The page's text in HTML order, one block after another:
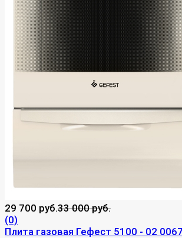
29 700 руб.33 000 руб.
(0)
Плита газовая Гефест 5100 - 02